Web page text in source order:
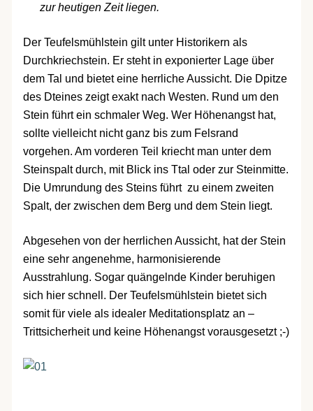
zur heutigen Zeit liegen.
Der Teufelsmühlstein gilt unter Historikern als
Durchkriechstein. Er steht in exponierter Lage über
dem Tal und bietet eine herrliche Aussicht. Die Dpitze
des Dteines zeigt exakt nach Westen. Rund um den
Stein führt ein schmaler Weg. Wer Höhenangst hat,
sollte vielleicht nicht ganz bis zum Felsrand
vorgehen. Am vorderen Teil kriecht man unter dem
Steinspalt durch, mit Blick ins Ttal oder zur Steinmitte.
Die Umrundung des Steins führt zu einem zweiten
Spalt, der zwischen dem Berg und dem Stein liegt.
Abgesehen von der herrlichen Aussicht, hat der Stein
eine sehr angenehme, harmonisierende
Ausstrahlung. Sogar quängelnde Kinder beruhigen
sich hier schnell. Der Teufelsmühlstein bietet sich
somit für viele als idealer Meditationsplatz an –
Trittsicherheit und keine Höhenangst vorausgesetzt ;-)